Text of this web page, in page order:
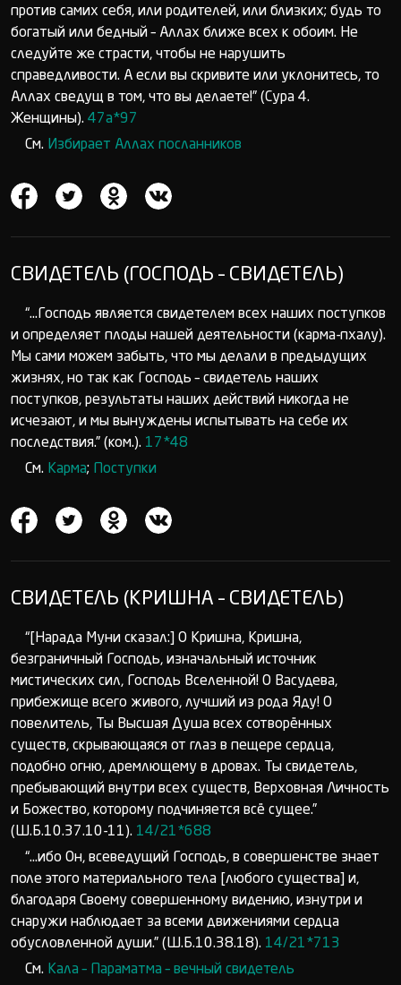
против самих себя, или родителей, или близких; будь то
богатый или бедный – Аллах ближе всех к обоим. Не
следуйте же страсти, чтобы не нарушить
справедливости. А если вы скривите или уклонитесь, то
Аллах сведущ в том, что вы делаете!” (Сура 4.
Женщины). 47а*97
См. Избирает Аллах посланников
СВИДЕТЕЛЬ (ГОСПОДЬ – СВИДЕТЕЛЬ)
“...Господь является свидетелем всех наших поступков
и определяет плоды нашей деятельности (карма-пхалу).
Мы сами можем забыть, что мы делали в предыдущих
жизнях, но так как Господь – свидетель наших
поступков, результаты наших действий никогда не
исчезают, и мы вынуждены испытывать на себе их
последствия.” (ком.). 17*48
См. Карма; Поступки
СВИДЕТЕЛЬ (КРИШНА – СВИДЕТЕЛЬ)
“[Нарада Муни сказал:] О Кришна, Кришна,
безграничный Господь, изначальный источник
мистических сил, Господь Вселенной! О Васудева,
прибежище всего живого, лучший из рода Яду! О
повелитель, Ты Высшая Душа всех сотворённых
существ, скрывающаяся от глаз в пещере сердца,
подобно огню, дремлющему в дровах. Ты свидетель,
пребывающий внутри всех существ, Верховная Личность
и Божество, которому подчиняется всё сущее.”
(Ш.Б.10.37.10-11). 14/21*688
“...ибо Он, всеведущий Господь, в совершенстве знает
поле этого материального тела [любого существа] и,
благодаря Своему совершенному видению, изнутри и
снаружи наблюдает за всеми движениями сердца
обусловленной души.” (Ш.Б.10.38.18). 14/21*713
См. Кала – Параматма – вечный свидетель